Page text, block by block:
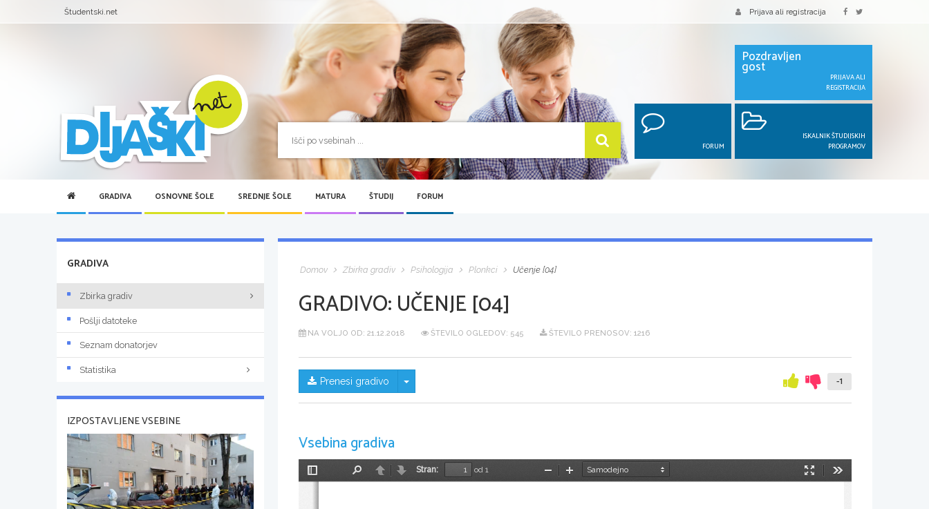
Študentski.net Prijava ali registracija
Pozdravljen
gost
PRIJAVA ALI
REGISTRACIJA
FORUM
ISKALNIK ŠTUDIJSKIH
PROGRAMOV
GRADIVA OSNOVNE ŠOLE SREDNJE ŠOLE MATURA ŠTUDIJ FORUM
Domov Zbirka gradiv Psihologija Plonkci Učenje [04]
GRADIVO:UČENJE [04]
NA VOLJO OD: 21.12.2018 ŠTEVILO OGLEDOV: 545 ŠTEVILO PRENOSOV: 1216
Prenesi gradivo Skrij/prikaži meni -1
Vsebina gradiva
Preklopi
NazajNaprej
Stran:
od 1
Način
PomanjšajPovečaj
GRADIVA
Zbirka gradiv
Pošlji datoteke
Seznam donatorjev
Statistika
IZPOSTAVLJENE VSEBINE